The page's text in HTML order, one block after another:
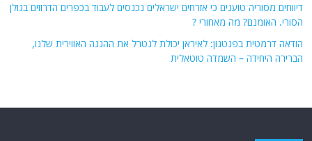
דיווחים מסוריה טוענים כי אזרחים ישראלים נכנסים לעבוד בכפרים הדרוזים בגולן
הסורי. האומנם? מה מאחורי ?
הודאה דרמטית בפנטגון: לאיראן יכולת לנטרל את ההגנה האווירית שלנו,
הברירה היחידה – השמדה טוטאלית